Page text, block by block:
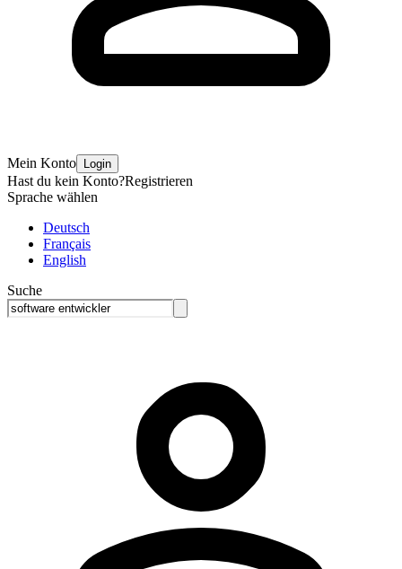
Mein Konto Login
Hast du kein Konto?Registrieren
Sprache wählen
Deutsch
Français
English
Suche